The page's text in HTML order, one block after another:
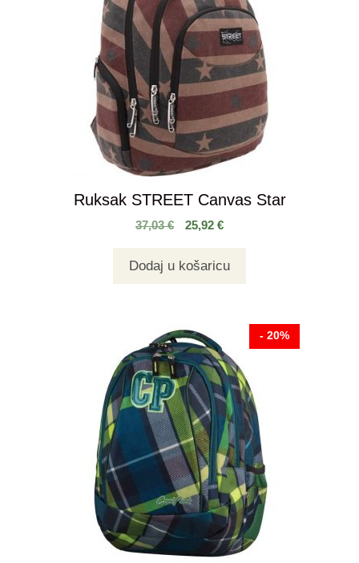
Ruksak STREET Canvas Star
37,03€ 25,92 €
Dodaj u košaricu
- 20%